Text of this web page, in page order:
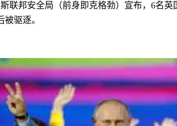
联邦安全局（前身即克格勃）宣布，6名
驱逐。